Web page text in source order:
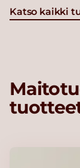
Katso kaikki